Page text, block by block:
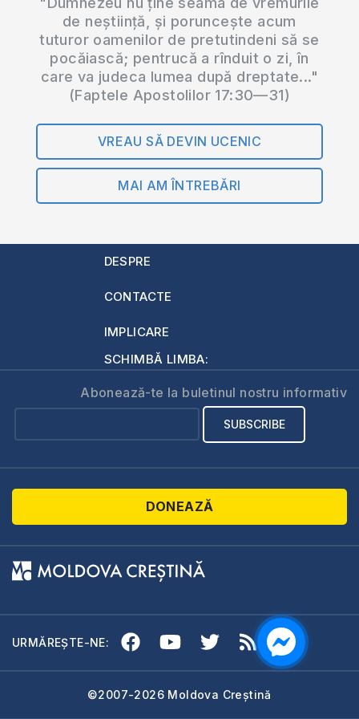
de neștiință, și poruncește acum
tuturor oamenilor de pretutindeni să se
pocăiască; pentrucă a rînduit o zi, în
care va judeca lumea după dreptate..."
(Faptele Apostolilor 17:30—31)
VREAU SĂ DEVIN UCENIC
MAI AM ÎNTREBĂRI
DESPRE
CONTACTE
IMPLICARE
SCHIMBĂ LIMBA:
Abonează-te la buletinul nostru informativ
DONEAZĂ
URMĂREȘTE-NE:
©2007-2026 Moldova Creștină